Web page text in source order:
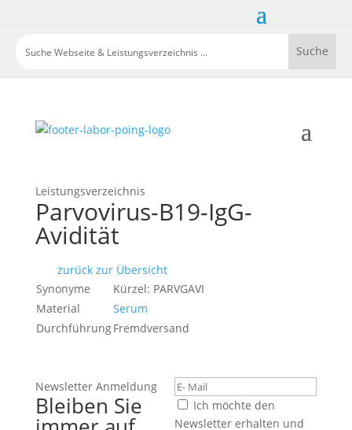
Leistungsverzeichnis
Parvovirus-B19-IgG-
Avidität
zurück zur Übersicht
Synonyme
Kürzel: PARVGAVI
Material
Serum
DurchführungFremdversand
Newsletter Anmeldung
Bleiben Sie
Ich möchte den
Newsletter erhalten und